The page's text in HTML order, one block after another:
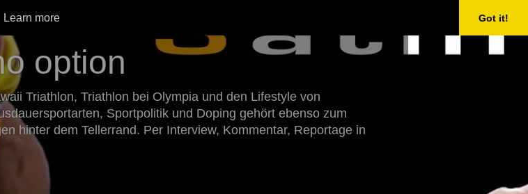
Learn more Got it!
option
Triathlon, Triathlon bei Olympia und den Lifestyle von
Sportpolitik und Doping gehört ebenso zum
hinter dem Tellerrand. Per Interview, Kommentar, Reportage in